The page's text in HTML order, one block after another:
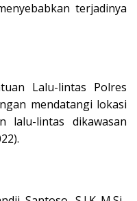
terjadinya
Lalu-lintas Polres
mendatangi lokasi
lalu-lintas dikawasan